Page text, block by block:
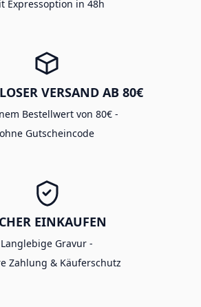
Expressoption in 48h
VERSAND AB 80€
Bestellwert von 80€ -
ohne Gutscheincode
EINKAUFEN
Langlebige Gravur -
Zahlung & Käuferschutz